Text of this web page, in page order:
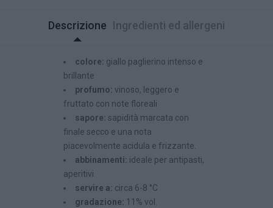
Descrizione Ingredienti ed allergeni
colore: giallo paglierino intenso e
brillante
profumo: vinoso, leggero e
fruttato con note floreali
sapore: sapidità marcata con
finale secco e una nota
piacevolmente acidula e frizzante.
abbinamenti: ideale per antipasti,
aperitivi
servire a: circa 6-8 °C
gradazione: 11% vol.